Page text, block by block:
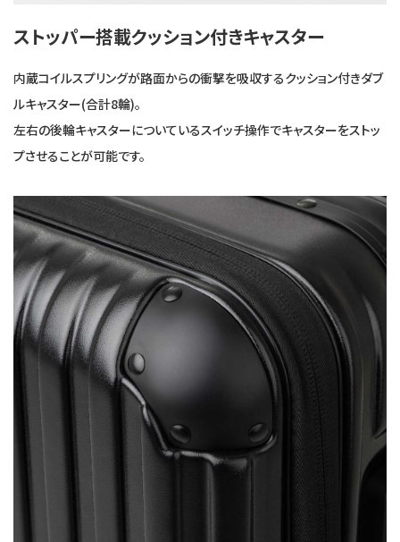
ストッパー搭載クッション付きキャスター
内蔵コイルスプリングが路面からの衝撃を吸収するクッション付きダブ
ルキャスター(合計8輪)。
左右の後輪キャスターについているスイッチ操作でキャスターをストッ
プさせることが可能です。